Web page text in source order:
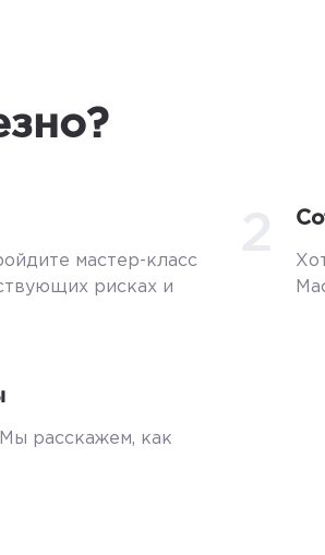
мастер-класс
рисках и
расскажем, как